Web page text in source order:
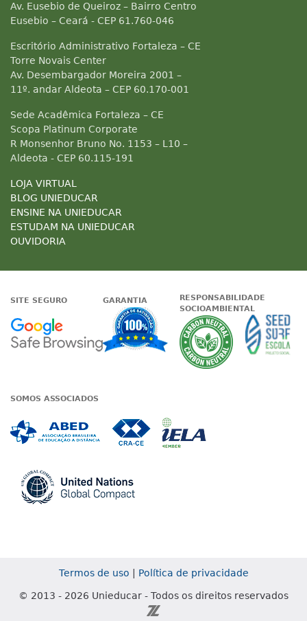
Av. Eusebio de Queiroz – Bairro Centro
Eusebio – Ceará - CEP 61.760-046
Escritório Administrativo Fortaleza – CE
Torre Novais Center
Av. Desembargador Moreira 2001 –
11º. andar Aldeota – CEP 60.170-001
Sede Acadêmica Fortaleza – CE
Scopa Platinum Corporate
R Monsenhor Bruno No. 1153 – L10 –
Aldeota - CEP 60.115-191
LOJA VIRTUAL
BLOG UNIEDUCAR
ENSINE NA UNIEDUCAR
ESTUDAM NA UNIEDUCAR
OUVIDORIA
SITE SEGURO
Google - Status do site no
GARANTIA
Garantia de
RESPONSABILIDADE
SOCIOAMBIENTAL
A
SOMOS ASSOCIADOS
Termos de uso Política de privacidade
© 2013 - 2026 Unieducar - Todos os direitos reservados